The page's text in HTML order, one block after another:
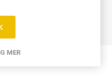
MER